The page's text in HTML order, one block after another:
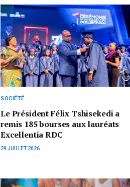
SOCIÉTÉ
Le Président Félix Tshisekedi a
remis 185 bourses aux lauréats
Excellentia RDC
29 JUILLET 2026